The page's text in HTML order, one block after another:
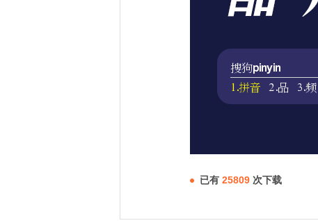
已有 25809 次下载